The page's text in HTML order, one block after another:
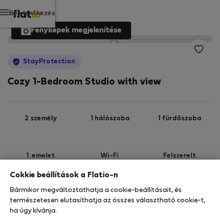
Bejelentkezés
Fényképek megjelenítése
StayProtection
Cozy 1-Bedroom Studio with view
2 személy 1 hálószoba 1 fürdőszoba
1. emelet Wi-Fi Felszerelt
Az ebben az ingatlanban való tartózkodását a
StayProtection
Cokkie beállítások a Flatio-n
Bármikor megváltoztathatja a cookie-beállításait, és
természetesen elutasíthatja az összes választható cookie-t,
ha úgy kívánja.